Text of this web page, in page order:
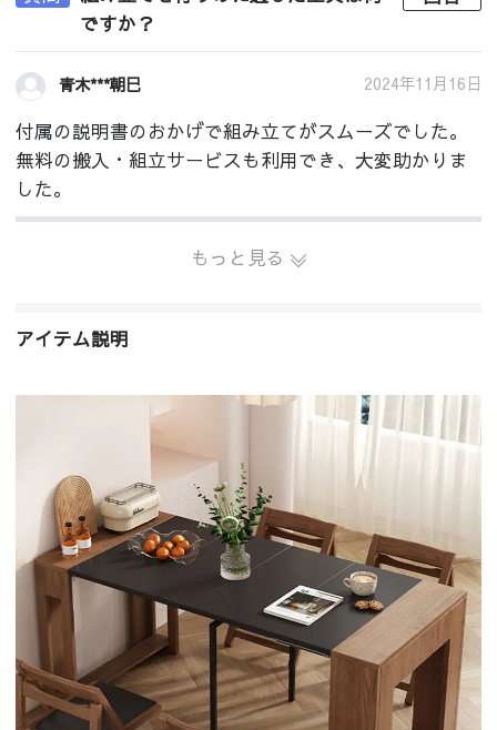
ですか？
青木***朝巳 2024年11月16日
付属の説明書のおかげで組み立てがスムーズでした。
無料の搬入・組立サービスも利用でき、大変助かりま
した。
もっと見る
アイテム説明